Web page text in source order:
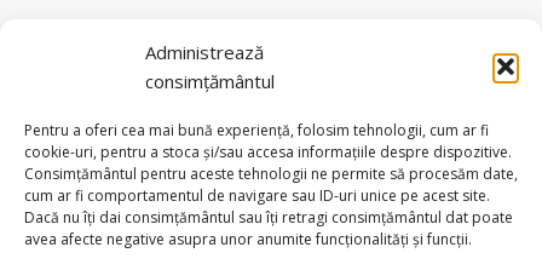
Administrează
consimțământul
Pentru a oferi cea mai bună experiență, folosim tehnologii, cum ar fi
cookie-uri, pentru a stoca și/sau accesa informațiile despre dispozitive.
Consimțământul pentru aceste tehnologii ne permite să procesăm date,
cum ar fi comportamentul de navigare sau ID-uri unice pe acest site.
Dacă nu îți dai consimțământul sau îți retragi consimțământul dat poate
avea afecte negative asupra unor anumite funcționalități și funcții.
© 2026 BRATARI AUR - HANDMADE GOLD SILVER S.R.L.
Toate drepturile rezervate.